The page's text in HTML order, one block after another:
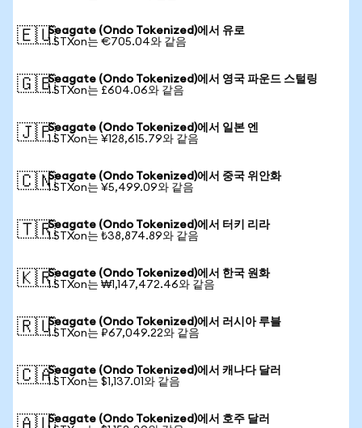
🇪🇺Seagate (Ondo Tokenized)에서 유로
1 STXon는 €705.04와 같음
🇬🇧Seagate (Ondo Tokenized)에서 영국 파운드 스털링
1 STXon는 £604.06와 같음
🇯🇵Seagate (Ondo Tokenized)에서 일본 엔
1 STXon는 ¥128,615.79와 같음
🇨🇳Seagate (Ondo Tokenized)에서 중국 위안화
1 STXon는 ¥5,499.09와 같음
🇹🇷Seagate (Ondo Tokenized)에서 터키 리라
1 STXon는 ₺38,874.89와 같음
🇰🇷Seagate (Ondo Tokenized)에서 한국 원화
1 STXon는 ₩1,147,472.46와 같음
🇷🇺Seagate (Ondo Tokenized)에서 러시아 루블
1 STXon는 ₽67,049.22와 같음
🇨🇦Seagate (Ondo Tokenized)에서 캐나다 달러
1 STXon는 $1,137.01와 같음
Seagate (Ondo Tokenized)에서 호주 달러